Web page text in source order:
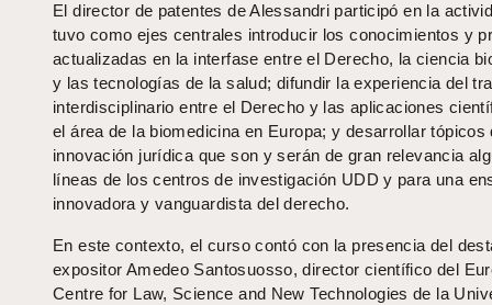
El director de patentes de Alessandri participó en la
tuvo como ejes centrales introducir los conocimientos y
actualizadas en la interfase entre el Derecho, la ciencia
y las tecnologías de la salud; difundir la experiencia del
interdisciplinario entre el Derecho y las aplicaciones
el área de la biomedicina en Europa; y desarrollar tópicos
innovación jurídica que son y serán de gran relevancia
líneas de los centros de investigación UDD y para una
innovadora y vanguardista del derecho.
En este contexto, el curso contó con la presencia del
expositor Amedeo Santosuosso, director científico del
Centre for Law, Science and New Technologies de la